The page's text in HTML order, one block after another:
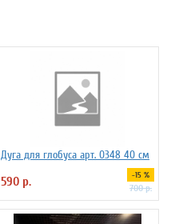
Дуга для глобуса арт. 0348 40 см
590 р. -15 %
700 р.